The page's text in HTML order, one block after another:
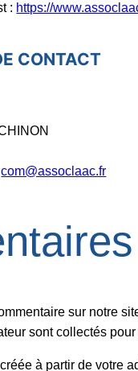
: https://
CONTACT
com@assoclaac.fr
sur notre
sont collectés
à partir de votre